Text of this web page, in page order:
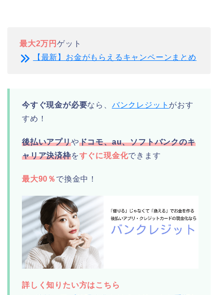
最大2万円 ゲット
【最新】お金がもらえるキャンペーンまとめ
今すぐ現金が必要なら、 バンクレジット がおす
すめ！
後払いアプリやドコモ、au、ソフトバンクのキ
ャリア決済枠をすぐに現金化できます
最大90％ で換金中！
詳しく知りたい方はこちら